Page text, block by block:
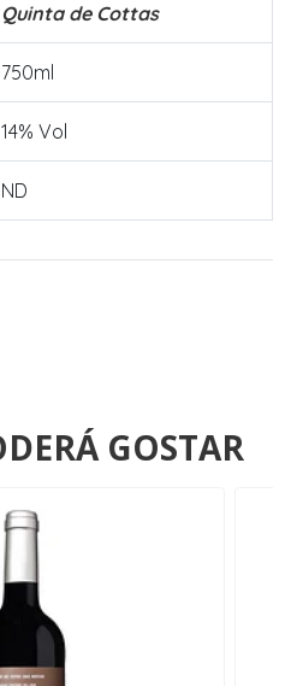
Quinta de Cottas
750ml
14% Vol
ND
GOSTAR